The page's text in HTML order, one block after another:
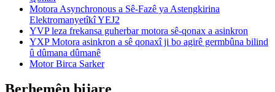
Motora Asynchronous a Sê-Fazê ya Astengkirina
Elektromanyetîkî YEJ2
YVP leza frekansa guherbar motora sê-qonax a asinkron
YXP Motora asinkron a sê qonaxî ji bo agirê germbûna bilind
û dûmana dûmanê
Motor Birca Sarker